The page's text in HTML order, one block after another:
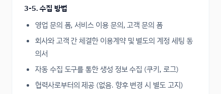
3-5. 수집 방법
영업 문의 폼, 서비스 이용 문의, 고객 문의 폼
회사와 고객 간 체결한 이용계약 및 별도의 계정 세팅 동
의서
자동 수집 도구를 통한 생성 정보 수집 (쿠키, 로그)
협력사로부터의 제공 (없음. 향후 변경 시 별도 고지)